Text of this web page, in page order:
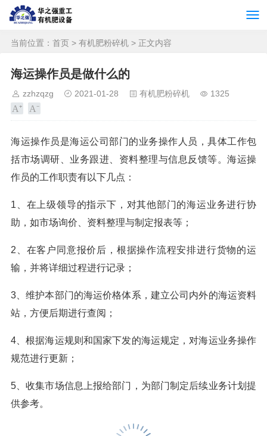
当前位置： 首页 > 有机肥粉碎机 > 正文内容
海运操作员是做什么的
zzhzqzg 2021-01-28 有机肥粉碎机 1325
海运操作员是海运公司部门的业务操作人员，具体工作包
括市场调研、业务跟进、资料整理与信息反馈等。海运操
作员的工作职责有以下几点：
1、在上级领导的指示下，对其他部门的海运业务进行协
助，如市场询价、资料整理与制定报表等；
2、在客户同意报价后，根据操作流程安排进行货物的运
输，并将详细过程进行记录；
3、维护本部门的海运价格体系，建立公司内外的海运资料
站，方便后期进行查阅；
4、根据海运规则和国家下发的海运规定，对海运业务操作
规范进行更新；
5、收集市场信息上报给部门，为部门制定后续业务计划提
供参考。